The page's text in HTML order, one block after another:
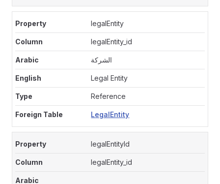
legalEntity
legalEntity_id
الشركة
Legal Entity
Reference
LegalEntity
legalEntityId
legalEntity_id